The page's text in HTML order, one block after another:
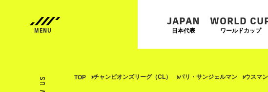
JAPAN
日本代表
WORLD
ワールドカップ
TOP チャンピオンズリーグ（CL） パリ・サンジェルマン ウスマ